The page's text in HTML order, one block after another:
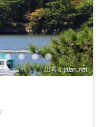
出典：jalan.net